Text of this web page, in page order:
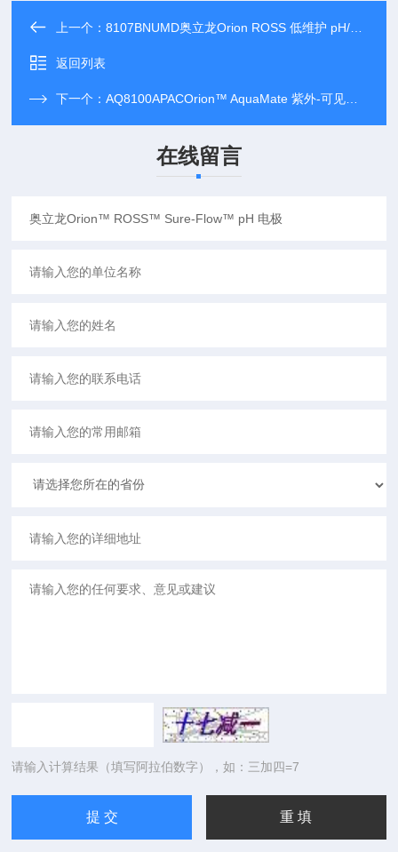
上一个：8107BNUMD奥立龙Orion ROSS 低维护 pH/ATC 复合电极
返回列表
下一个：AQ8100APACOrion™ AquaMate 紫外-可见光分光光度计
在线留言
请输入计算结果（填写阿拉伯数字），如：三加四=7